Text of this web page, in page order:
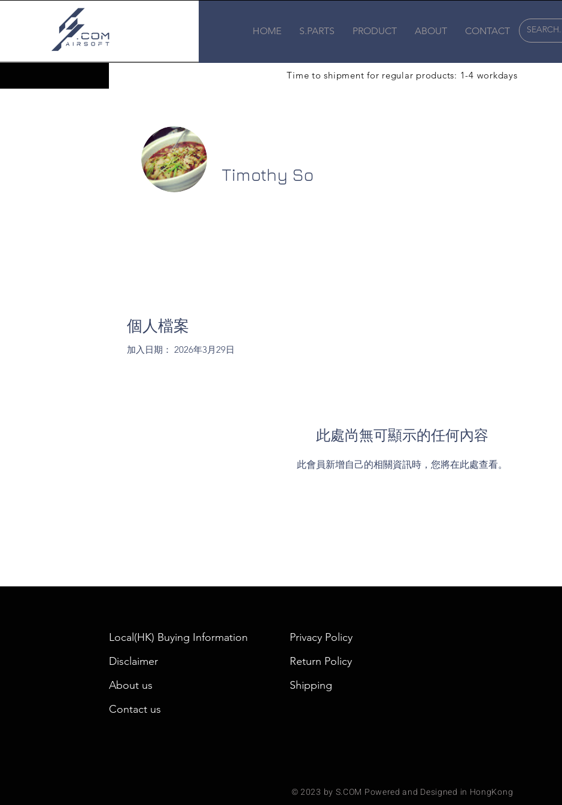
HOME S.PARTS PRODUCT ABOUT CONTACT
Time to shipment for regular products: 1-4 workdays
個人檔案
加入日期： 2026年3月29日
此處尚無可顯示的任何內容
此會員新增自己的相關資訊時，您將在此處查看。
Timothy So
Local(HK) Buying Information
Disclaimer
About us
Privacy Policy
Return Policy
Shipping
Contact us
© 2023 by S.COM Powered and Designed in HongKong